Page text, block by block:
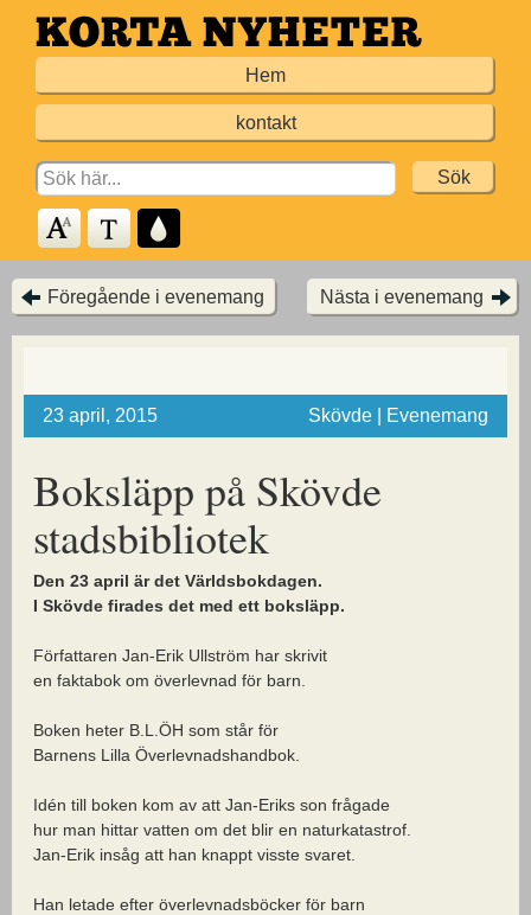
Hoppa
till
Hem
kontakt
Search
for:
Föregående i evenemang Nästa i evenemang
23 april, 2015 Skövde | Evenemang
Boksläpp på Skövde
stadsbibliotek
Den 23 april är det Världsbokdagen.
I Skövde firades det med ett boksläpp.
Författaren Jan-Erik Ullström har skrivit
en faktabok om överlevnad för barn.
Boken heter B.L.ÖH som står för
Barnens Lilla Överlevnadshandbok.
Idén till boken kom av att Jan-Eriks son frågade
hur man hittar vatten om det blir en naturkatastrof.
Jan-Erik insåg att han knappt visste svaret.
Han letade efter överlevnadsböcker för barn